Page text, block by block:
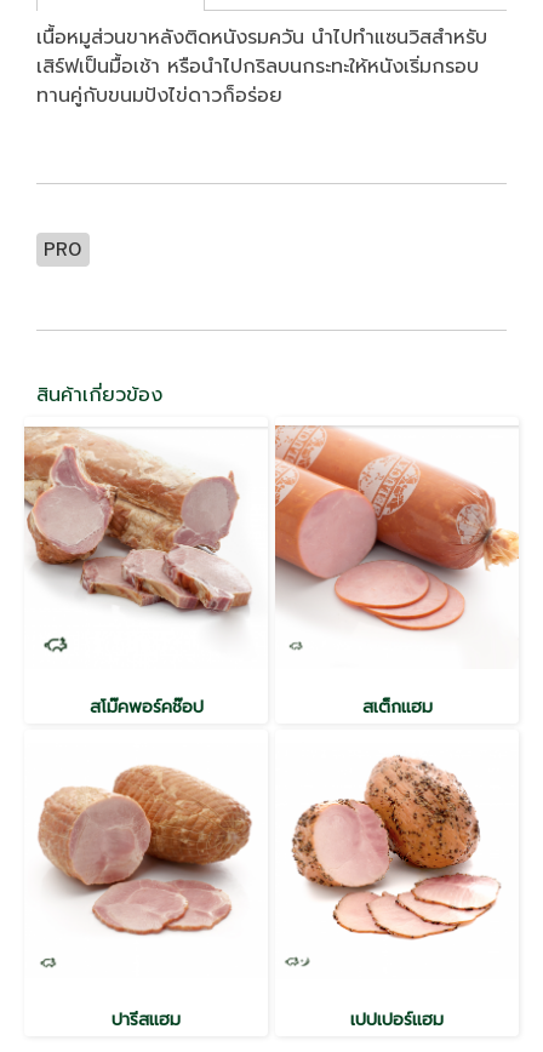
เนื้อหมูส่วนขาหลังติดหนังรมควัน นำไปทำแซนวิสสำหรับ
เสิร์ฟเป็นมื้อเช้า หรือนำไปกริลบนกระทะให้หนังเริ่มกรอบ
ทานคู่กับขนมปังไข่ดาวก็อร่อย
PR0
สินค้าเกี่ยวข้อง
สโม๊คพอร์คช๊อป สเต็กแฮม
ปารีสแฮม เปปเปอร์แฮม